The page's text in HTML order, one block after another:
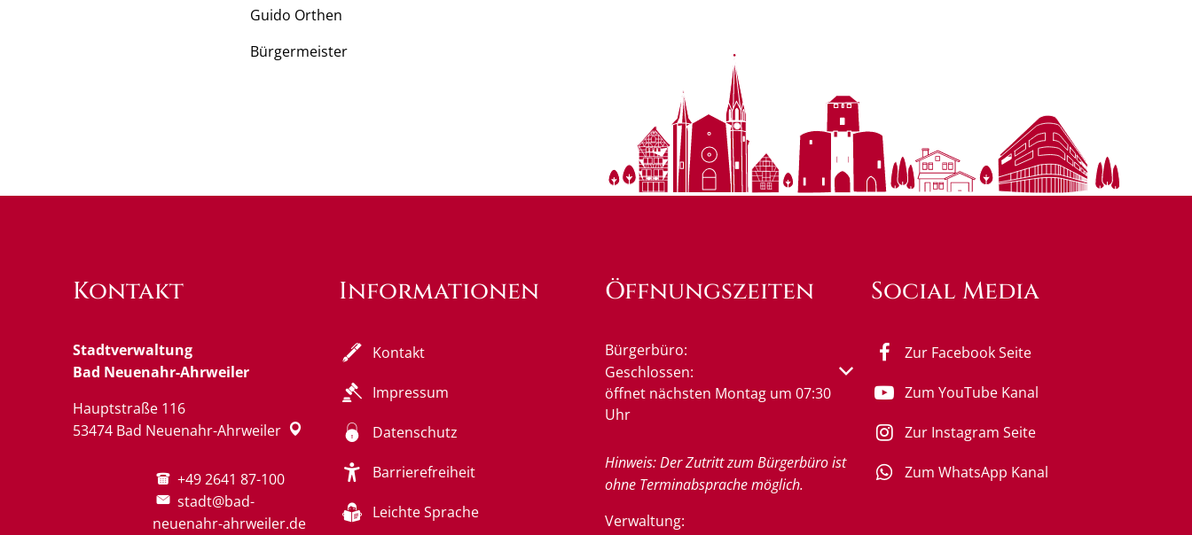
Guido Orthen
Bürgermeister
Kontakt
Stadtverwaltung
Bad Neuenahr-Ahrweiler
Hauptstraße 116
53474 Bad Neuenahr-Ahrweiler
+49 2641 87-100
stadt@bad-
neuenahr-ahrweiler.de
Informationen
Kontakt
Impressum
Datenschutz
Barrierefreiheit
Leichte Sprache
Öffnungszeiten
Bürgerbüro:
Klicken, um weitere Öffnungs- oder Schließzeiten auszublenden
Geschlossen:
öffnet nächsten Montag um 07:30
Uhr
Hinweis: Der Zutritt zum Bürgerbüro ist
ohne Terminabsprache möglich.
Verwaltung:
Social Media
Zur Facebook Seite
Zum YouTube Kanal
Zur Instagram Seite
Zum WhatsApp Kanal